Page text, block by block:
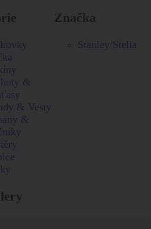
&
& Vesty
&
Značka
Stanley/Stella